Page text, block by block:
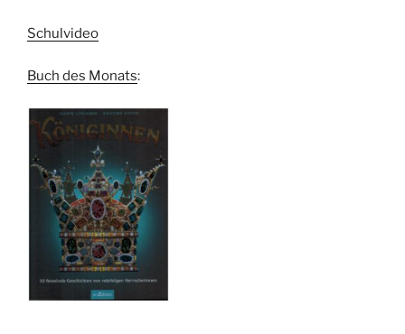
Schulvideo
Buch des Monats: